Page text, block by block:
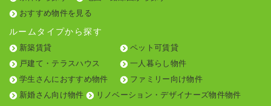
おすすめ物件を見る
ルームタイプから探す
新築賃貸
ペット可賃貸
戸建て・テラスハウス
一人暮らし物件
学生さんにおすすめ物件
ファミリー向け物件
新婚さん向け物件
リノベーション・デザイナーズ物件物件